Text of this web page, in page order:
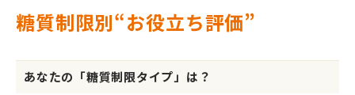
糖質制限別“お役立ち評価”
あなたの「糖質制限タイプ」は？